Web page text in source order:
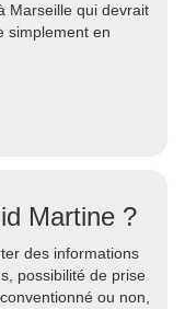
Marseille qui devrait
simplement en
Martine ?
des informations
possibilité de prise
ou non,